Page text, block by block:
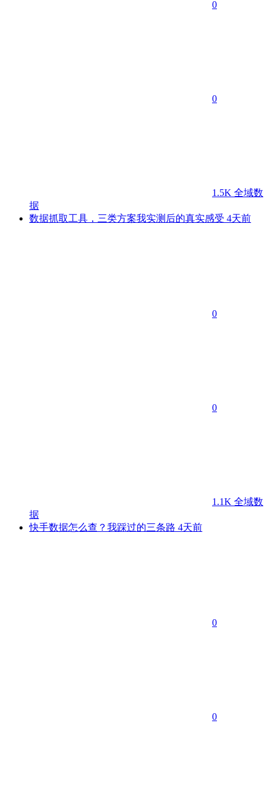
0
0
1.5K 全域数
据
数据抓取工具，三类方案我实测后的真实感受 4天前
0
0
1.1K 全域数
据
快手数据怎么查？我踩过的三条路 4天前
0
0